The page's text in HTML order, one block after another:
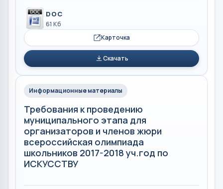
DOC
61 Кб
Карточка
Скачать
Информационные материалы
Требования к проведению
муниципального этапа для
организаторов и членов жюри
всероссийская олимпиада
школьников 2017-2018 уч.год по
ИСКУССТВУ